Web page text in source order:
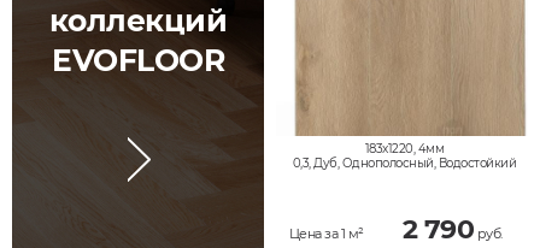
коллекций
EVOFLOOR
183x1220, 4мм
0,3, Дуб, Однополосный, Водостойкий
Цена за 1 м² 2 790 руб.